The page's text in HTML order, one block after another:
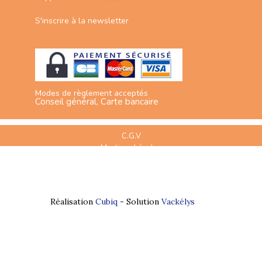
S'inscrire à la newsletter
Modes de règlement acceptés
Conseil général, Carte bancaire
C.G.V
Mentions Légales
Réalisation Cubiq- Solution Vackélys